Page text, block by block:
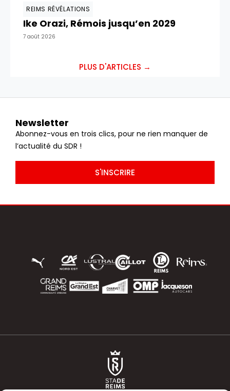
REIMS RÉVÉLATIONS
Ike Orazi, Rémois jusqu’en 2029
7 août 2026
PLUS D'ARTICLES →
Newsletter
Abonnez-vous en trois clics, pour ne rien manquer de
l’actualité du SDR !
S'INSCRIRE